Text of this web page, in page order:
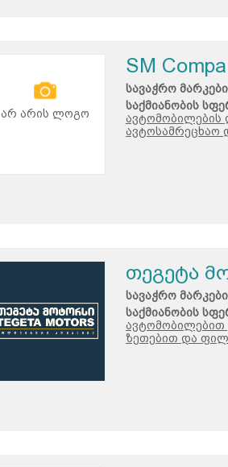
არ არის ლოგო
SM
სავაჭრო
საქმიანობის
ავტომობილების
ავტოსამრეცხაო
თეგეტა
სავაჭრო
საქმიანობის
ავტომობილებით
ზეთებით და